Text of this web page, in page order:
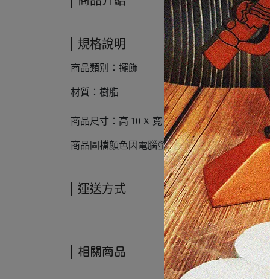
規格說明
商品類別：擺飾
材質：樹脂
商品尺寸：高 10 X 寬 10 X 厚 2 cm
商品圖檔顏色因電腦螢幕設定差異會略有不同
運送方式
相關商品